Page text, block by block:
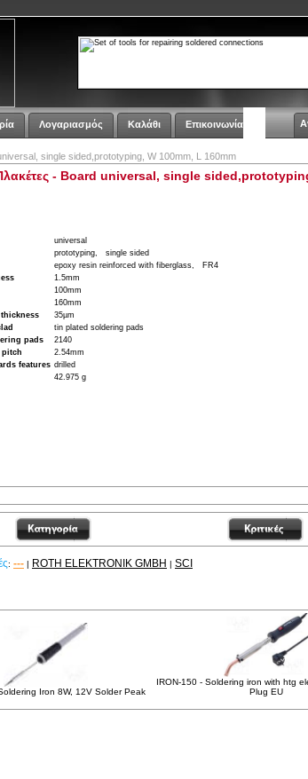
Λογαριασμός Καλάθι Επικοινωνία
single sided,prototyping, W 100mm, L 160mm
- Board universal, single
universal
prototyping, single sided
epoxy resin reinforced with fiberglass, FR4
1.5mm
100mm
160mm
35µm
tin plated soldering pads
pads
2140
pitch
2.54mm
features drilled
42.975 g
: --- | ROTH ELEKTRONIK GMBH | SCI
Iron 8W, 12V Solder Peak
IRON-150 - Soldering iron with htg
Plug EU